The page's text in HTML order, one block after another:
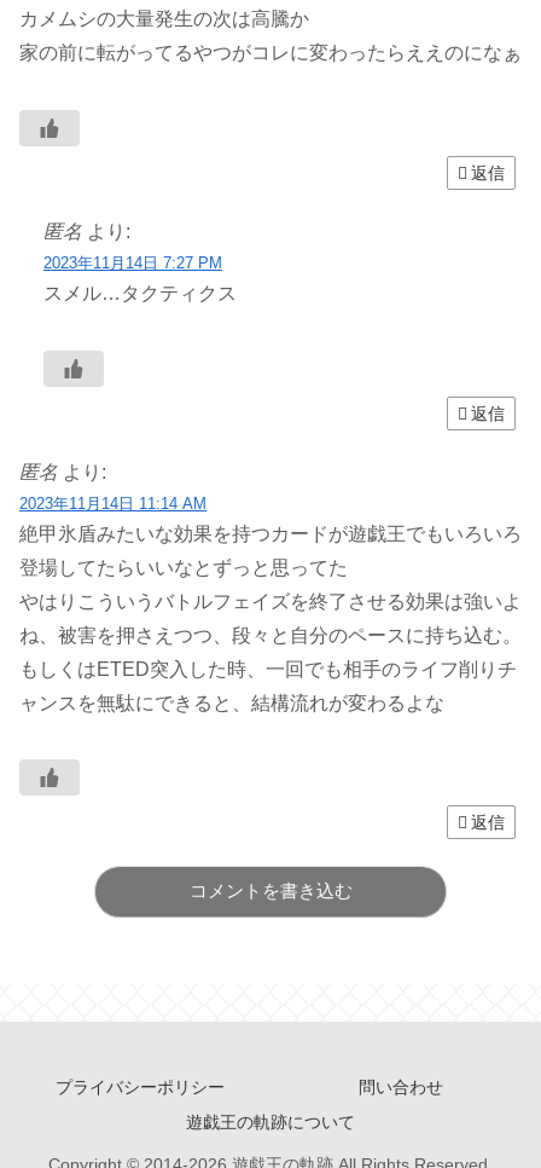
カメムシの大量発生の次は高騰か
家の前に転がってるやつがコレに変わったらええのになぁ
返信
匿名 より:
2023年11月14日 7:27 PM
スメル…タクティクス
返信
匿名 より:
2023年11月14日 11:14 AM
絶甲氷盾みたいな効果を持つカードが遊戯王でもいろいろ
登場してたらいいなとずっと思ってた
やはりこういうバトルフェイズを終了させる効果は強いよ
ね、被害を押さえつつ、段々と自分のペースに持ち込む。
もしくはETED突入した時、一回でも相手のライフ削りチ
ャンスを無駄にできると、結構流れが変わるよな
返信
コメントを書き込む
プライバシーポリシー
問い合わせ
遊戯王の軌跡について